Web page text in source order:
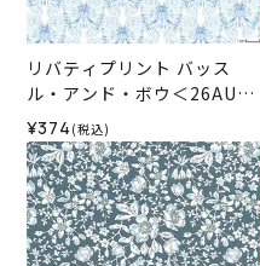
リバティプリント バッス
ル・アンド・ボウ＜26AU＞
生地 （リバティ・ファブリ
ックス）2026SS
¥374 (税込)